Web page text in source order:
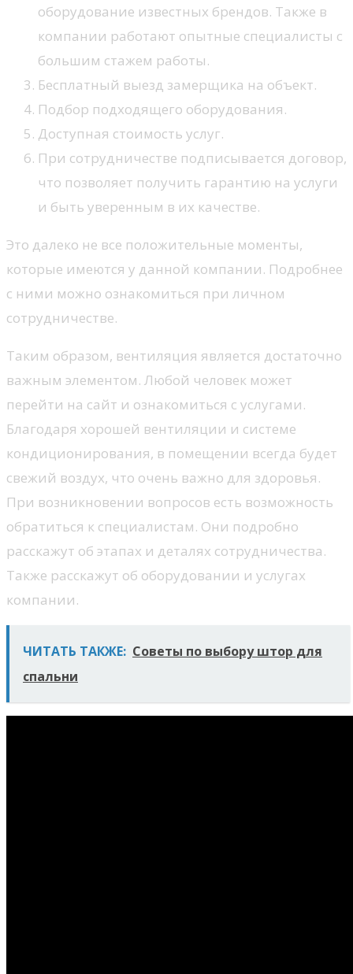
оборудование известных брендов. Также в
компании работают опытные специалисты с
большим стажем работы.
Бесплатный выезд замерщика на объект.
Подбор подходящего оборудования.
Доступная стоимость услуг.
При сотрудничестве подписывается договор,
что позволяет получить гарантию на услуги
и быть уверенным в их качестве.
Это далеко не все положительные моменты,
которые имеются у данной компании. Подробнее
с ними можно ознакомиться при личном
сотрудничестве.
Таким образом, вентиляция является достаточно
важным элементом. Любой человек может
перейти на сайт и ознакомиться с услугами.
Благодаря хорошей вентиляции и системе
кондиционирования, в помещении всегда будет
свежий воздух, что очень важно для здоровья.
При возникновении вопросов есть возможность
обратиться к специалистам. Они подробно
расскажут об этапах и деталях сотрудничества.
Также расскажут об оборудовании и услугах
компании.
ЧИТАТЬ ТАКЖЕ: Советы по выбору штор для
спальни